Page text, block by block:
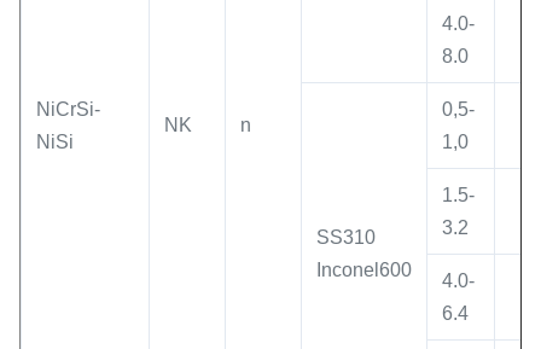
NiCrSi-
NiSi
NK n
4.0-
8.0
SS310
Inconel600
0,5-
1,0
1.5-
3.2
4.0-
6.4